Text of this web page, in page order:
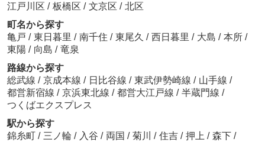
江戸川区 / 板橋区 / 文京区 / 北区
町名から探す
亀戸 / 東日暮里 / 南千住 / 東尾久 / 西日暮里 / 大島 / 本所 /
東陽 / 向島 / 竜泉
路線から探す
総武線 / 京成本線 / 日比谷線 / 東武伊勢崎線 / 山手線 /
都営新宿線 / 京浜東北線 / 都営大江戸線 / 半蔵門線 /
つくばエクスプレス
駅から探す
錦糸町 / 三ノ輪 / 入谷 / 両国 / 菊川 / 住吉 / 押上 / 森下 /